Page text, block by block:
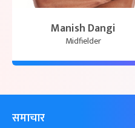
Manish Dangi
Midfielder
समाचार